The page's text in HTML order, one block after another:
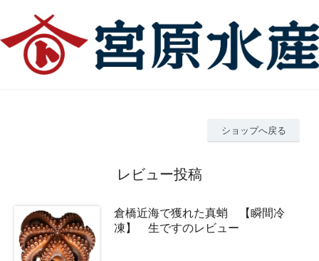
ショップへ戻る
レビュー投稿
倉橋近海で獲れた真蛸 【瞬間冷
凍】 生ですのレビュー